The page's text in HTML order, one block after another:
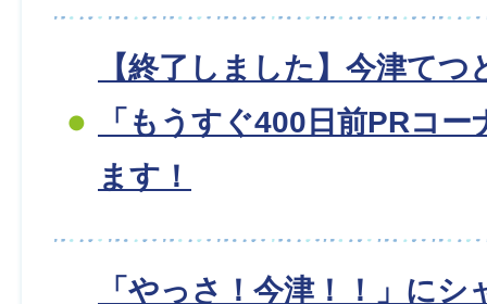
【終了しました】今津て
「もうすぐ400日前PRコ
ます！
「やっさ！今津！！」に